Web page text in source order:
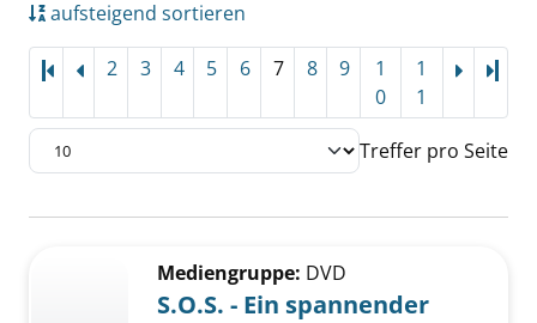
aufsteigend sortieren
2 3 4 5 6 7 8 9
1
0
1
1
Treffer pro Seite
Zu den Suchfiltern springen
Mediengruppe: DVD
S.O.S. - Ein spannender